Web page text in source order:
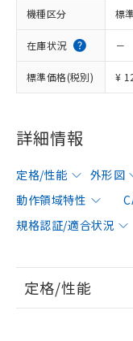
機種区分 標
在庫状況 －
標準価格(税別) ¥
詳細情報
定格/性能 外形図
動作領域特性
規格認証/適合状況
定格/性能